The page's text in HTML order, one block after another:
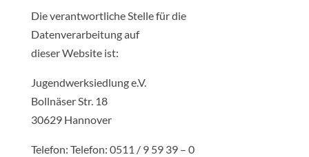
Die verantwortliche Stelle für die
Datenverarbeitung auf
dieser Website ist:
Jugendwerksiedlung e.V.
Bollnäser Str. 18
30629 Hannover
Telefon: Telefon: 0511 / 9 59 39 – 0